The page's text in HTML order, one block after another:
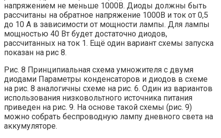
напряжением не меньше 1000В. Диоды должны быть
рассчитаны на обратное напряжение 1000В и ток от 0,5
до 10 А в зависимости от мощности лампы. Для лампы
мощностью 40 Вт будет достаточно диодов,
рассчитанных на ток 1. Ещё один вариант схемы запуска
показан на рис 8.
Рис. 8 Принципиальная схема умножителя с двумя
диодами Параметры конденсаторов и диодов в схеме
на рис. 8 аналогичны схеме на рис. 6. Один из вариантов
использования низковольтного источника питания
приведен на рис. 9. На основе такой схемы (рис. 9)
можно собрать беспроводную лампу дневного света на
аккумуляторе.